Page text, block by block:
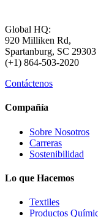
Global HQ:
920 Milliken Rd,
Spartanburg, SC 29303
(+1) 864-503-2020
Contáctenos
Compañía
Sobre Nosotros
Carreras
Sostenibilidad
Lo que Hacemos
Textiles
Productos